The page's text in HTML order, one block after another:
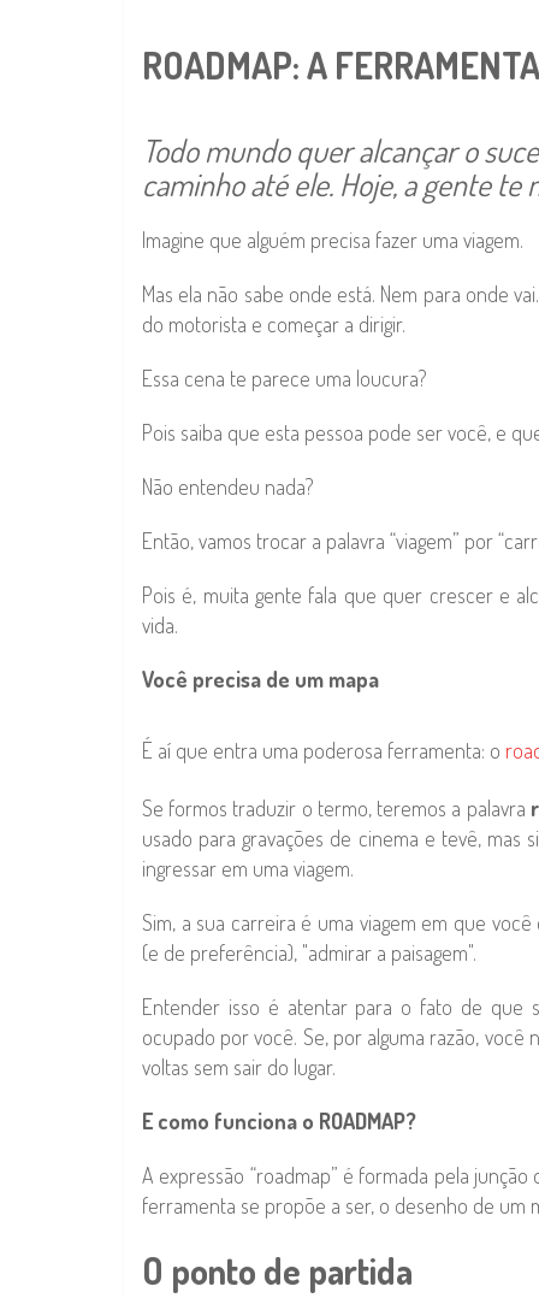
ROADMAP: A
Todo mundo quer alcançar o
caminho até ele. Hoje, a gente te
Imagine que alguém precisa fazer uma viagem.
Mas ela não sabe onde está. Nem para onde
do motorista e começar a dirigir.
Essa cena te parece uma loucura?
Pois saiba que esta pessoa pode ser você, e
Não entendeu nada?
Então, vamos trocar a palavra “viagem” por
Pois é, muita gente fala que quer crescer e
vida.
Você precisa de um mapa
É aí que entra uma poderosa ferramenta: o
Se formos traduzir o termo, teremos a palavra
usado para gravações de cinema e tevê,
ingressar em uma viagem.
Sim, a sua carreira é uma viagem em que
(e de preferência), "admirar a paisagem".
Entender isso é atentar para o fato de que
ocupado por você. Se, por alguma razão,
voltas sem sair do lugar.
E como funciona o ROADMAP?
A expressão “roadmap” é formada pela junção
ferramenta se propõe a ser, o desenho de um
O ponto de partida